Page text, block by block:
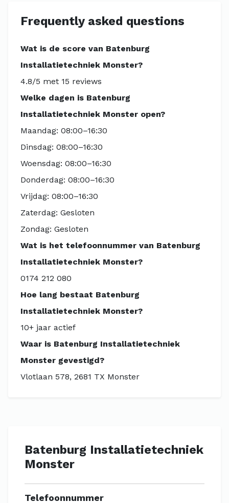
Frequently asked questions
Wat is de score van Batenburg
Installatietechniek Monster?
4.8/5 met 15 reviews
Welke dagen is Batenburg
Installatietechniek Monster open?
Maandag: 08:00–16:30
Dinsdag: 08:00–16:30
Woensdag: 08:00–16:30
Donderdag: 08:00–16:30
Vrijdag: 08:00–16:30
Zaterdag: Gesloten
Zondag: Gesloten
Wat is het telefoonnummer van Batenburg
Installatietechniek Monster?
0174 212 080
Hoe lang bestaat Batenburg
Installatietechniek Monster?
10+ jaar actief
Waar is Batenburg Installatietechniek
Monster gevestigd?
Vlotlaan 578, 2681 TX Monster
Batenburg Installatietechniek
Monster
Telefoonnummer